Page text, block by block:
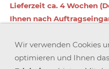
Lieferzeit ca. 4 Wochen
Ihnen nach
Wir verwenden Cookies
optimieren und Ihnen das